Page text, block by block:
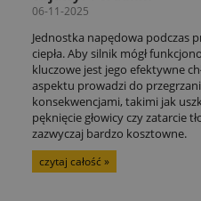
06-11-2025
Jednostka napędowa podczas
ciepła. Aby silnik mógł
kluczowe jest jego efektywne
aspektu prowadzi do
konsekwencjami, takimi jak
pęknięcie głowicy czy zatarcie
zazwyczaj bardzo kosztowne.
czytaj całość »